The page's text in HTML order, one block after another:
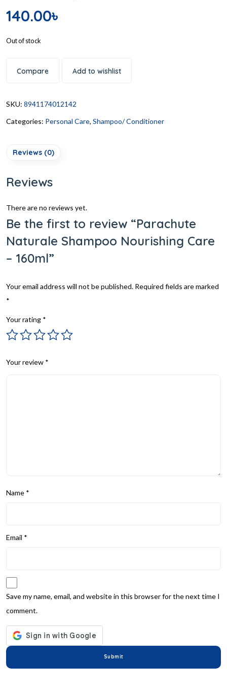
140.00৳
Out of stock
Compare Add to wishlist
SKU: 8941174012142
Categories: Personal Care, Shampoo/ Conditioner
Reviews (0)
Reviews
There are no reviews yet.
Be the first to review “Parachute
Naturale Shampoo Nourishing Care
– 160ml”
Your email address will not be published. Required fields are marked
*
Your rating *
Your review *
Name *
Email *
Save my name, email, and website in this browser for the next time I
comment.